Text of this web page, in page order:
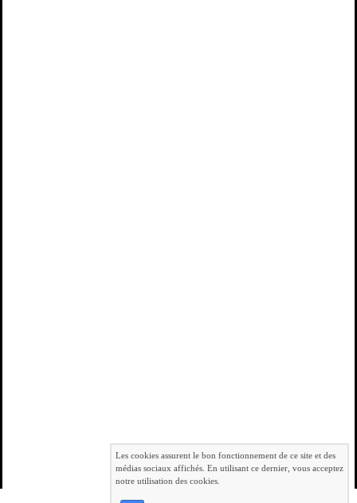
Les cookies assurent le bon fonctionnement de ce site et des
médias sociaux affichés. En utilisant ce dernier, vous acceptez
notre utilisation des cookies.